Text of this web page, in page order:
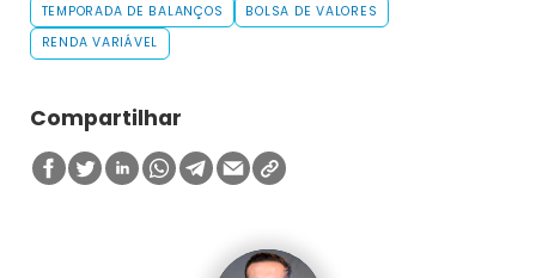
TEMPORADA DE BALANÇOS
BOLSA DE VALORES
RENDA VARIÁVEL
Compartilhar